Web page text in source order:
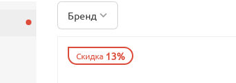
Бренд
Скидка 13%